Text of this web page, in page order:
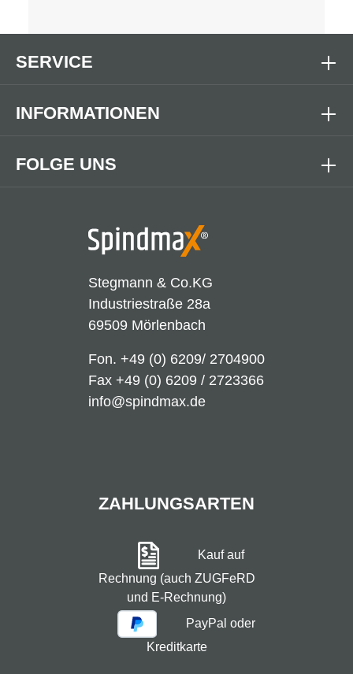
Stegmann & Co.KG
Industriestraße 28a
69509 Mörlenbach
Fon. +49 (0) 6209/ 2704900
Fax +49 (0) 6209 / 2723366
info@spindmax.de
FOLGE UNS
SERVICE
INFORMATIONEN
ZAHLUNGSARTEN
Kauf auf
Rechnung (auch ZUGFeRD
und E-Rechnung)
PayPal oder
Kreditkarte